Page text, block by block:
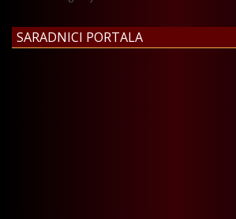
SARADNICI PORTALA